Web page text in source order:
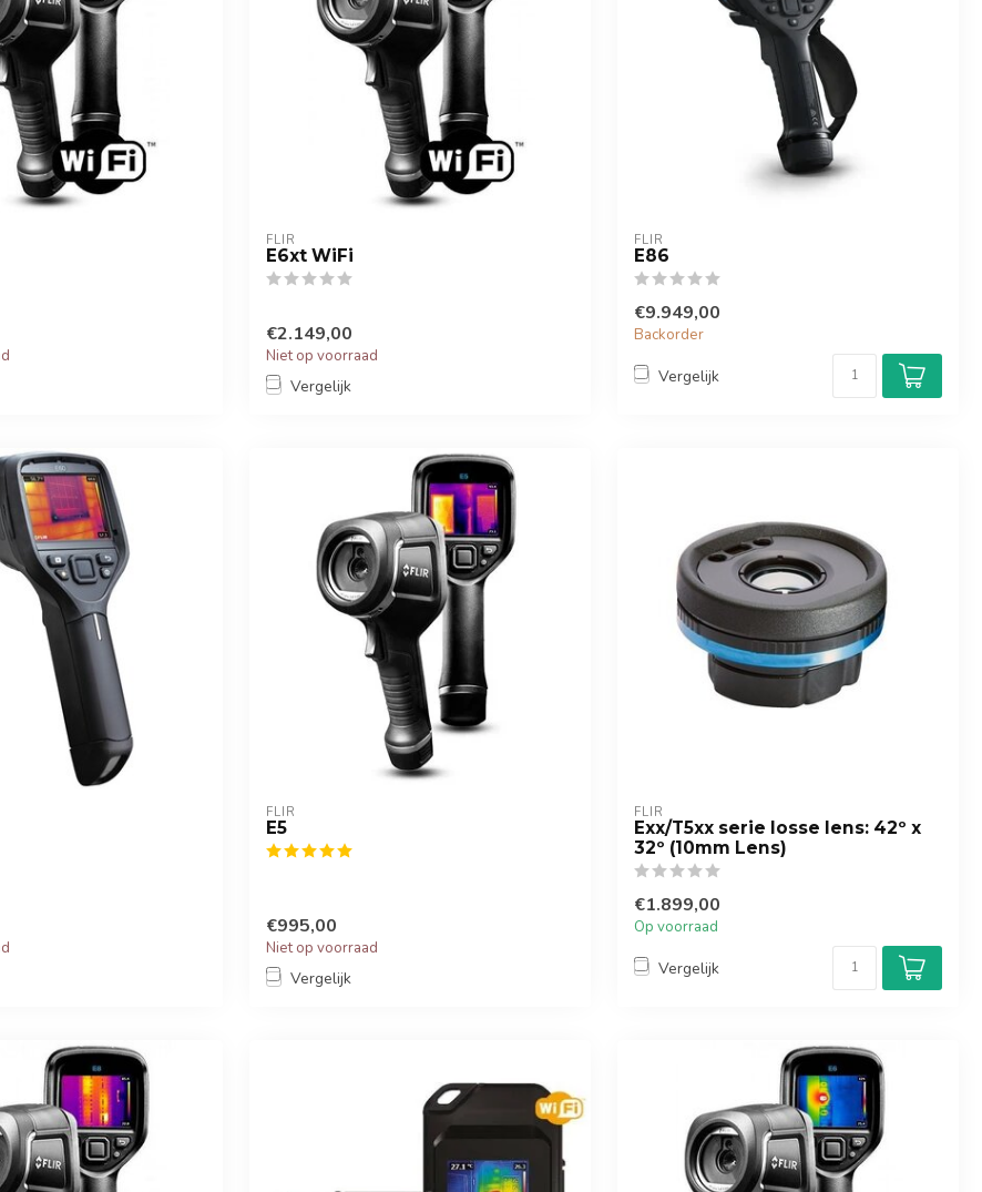
FLIR
E6xt WiFi
€2.149,00
Niet op voorraad
Vergelijk
FLIR
E86
€9.949,00
Backorder
Vergelijk
FLIR
E5
€995,00
Niet op voorraad
Vergelijk
FLIR
Exx/T5xx serie losse lens: 42º x
32º (10mm Lens)
€1.899,00
Op voorraad
Vergelijk